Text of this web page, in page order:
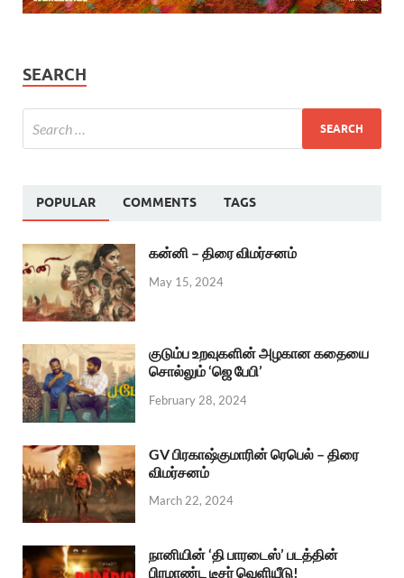
SEARCH
POPULAR COMMENTS TAGS
கன்னி – திரை விமர்சனம்
May 15, 2024
குடும்ப உறவுகளின் அழகான கதையை
சொல்லும் ‘ஜெ பேபி’
February 28, 2024
GV பிரகாஷ்குமாரின் ரெபெல் – திரை
விமர்சனம்
March 22, 2024
நானியின் ‘தி பாரடைஸ்’ படத்தின்
பிரமாண்ட டீசர் வெளியீடு!